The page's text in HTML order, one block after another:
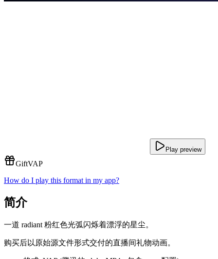
Play preview
GiftVAP
How do I play this format in my app?
简介
一道 radiant 粉红色光弧闪烁着漂浮的星尘。
购买后以原始源文件形式交付的直播间礼物动画。